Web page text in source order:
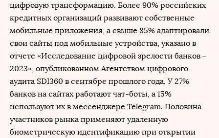
цифровую трансформацию. Более 90% российских
кредитных организаций развивают собственные
мобильные приложения, а свыше 85% адаптировали
свои сайты под мобильные устройства, указано в
отчете «Исследование цифровой зрелости банков ‒
2023», опубликованном Агентством цифрового
аудита SDI360 в сентябре прошлого года. У 27%
банков на сайтах работают чат-боты, а 15%
используют их в мессенджере Telegram. Половина
участников рынка применяют удаленную
биометрическую идентификацию при открытии